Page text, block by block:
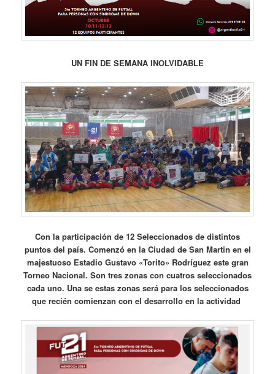
UN FIN DE SEMANA INOLVIDABLE
Con la participación de 12 Seleccionados de distintos
puntos del país. Comenzó en la Ciudad de San Martin en el
majestuoso Estadio Gustavo «Torito» Rodríguez este gran
Torneo Nacional. Son tres zonas con cuatros seleccionados
cada uno. Una se estas zonas será para los seleccionados
que recién comienzan con el desarrollo en la actividad